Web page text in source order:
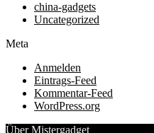
china-gadgets
Uncategorized
Meta
Anmelden
Eintrags-Feed
Kommentar-Feed
WordPress.org
Über Mistergadget